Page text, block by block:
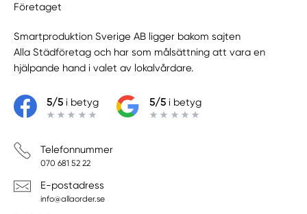
Företaget
Smartproduktion Sverige AB ligger bakom sajten
Alla Städföretag och har som målsättning att vara en
hjälpande hand i valet av lokalvårdare.
5/5i betyg 5/5i betyg
Telefonnummer
070 681 52 22
E-postadress
info@allaorder.se